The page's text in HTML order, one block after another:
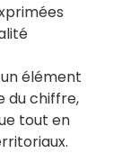
élément
du chiffre,
tout en